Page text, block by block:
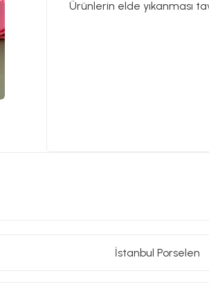
Ürünlerin elde yıkanması
İstanbul Porselen